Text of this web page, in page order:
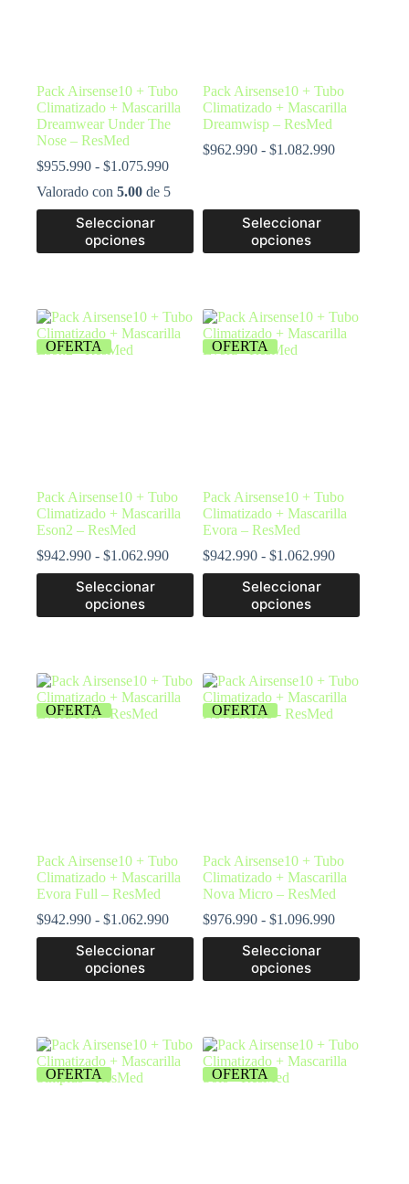
Pack Airsense10 + Tubo
Climatizado + Mascarilla
Dreamwear Under The
Nose – ResMed
$955.990 - $1.075.990
Valorado con 5.00 de 5
Seleccionar
opciones
Pack Airsense10 + Tubo
Climatizado + Mascarilla
Dreamwisp – ResMed
$962.990 - $1.082.990
Seleccionar
opciones
OFERTA
Pack Airsense10 + Tubo
Climatizado + Mascarilla
Eson2 – ResMed
$942.990 - $1.062.990
Seleccionar
opciones
OFERTA
Pack Airsense10 + Tubo
Climatizado + Mascarilla
Evora – ResMed
$942.990 - $1.062.990
Seleccionar
opciones
OFERTA
Pack Airsense10 + Tubo
Climatizado + Mascarilla
Evora Full – ResMed
$942.990 - $1.062.990
Seleccionar
opciones
OFERTA
Pack Airsense10 + Tubo
Climatizado + Mascarilla
Nova Micro – ResMed
$976.990 - $1.096.990
Seleccionar
opciones
OFERTA OFERTA